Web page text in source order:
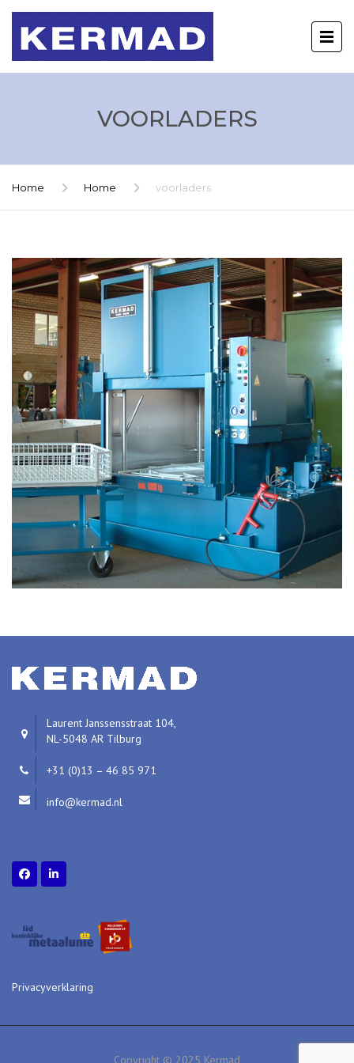
VOORLADERS
Home Home voorladers
Laurent Janssensstraat 104,
NL-5048 AR Tilburg
+31 (0)13 – 46 85 971
info@kermad.nl
Privacyverklaring
Copyright © 2025 Kermad